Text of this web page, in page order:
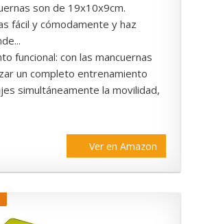
son de 19x10x9cm.
fácil y cómodamente y haz
funcional: con las mancuernas
un completo entrenamiento
simultáneamente la movilidad,
Ver en Amazon